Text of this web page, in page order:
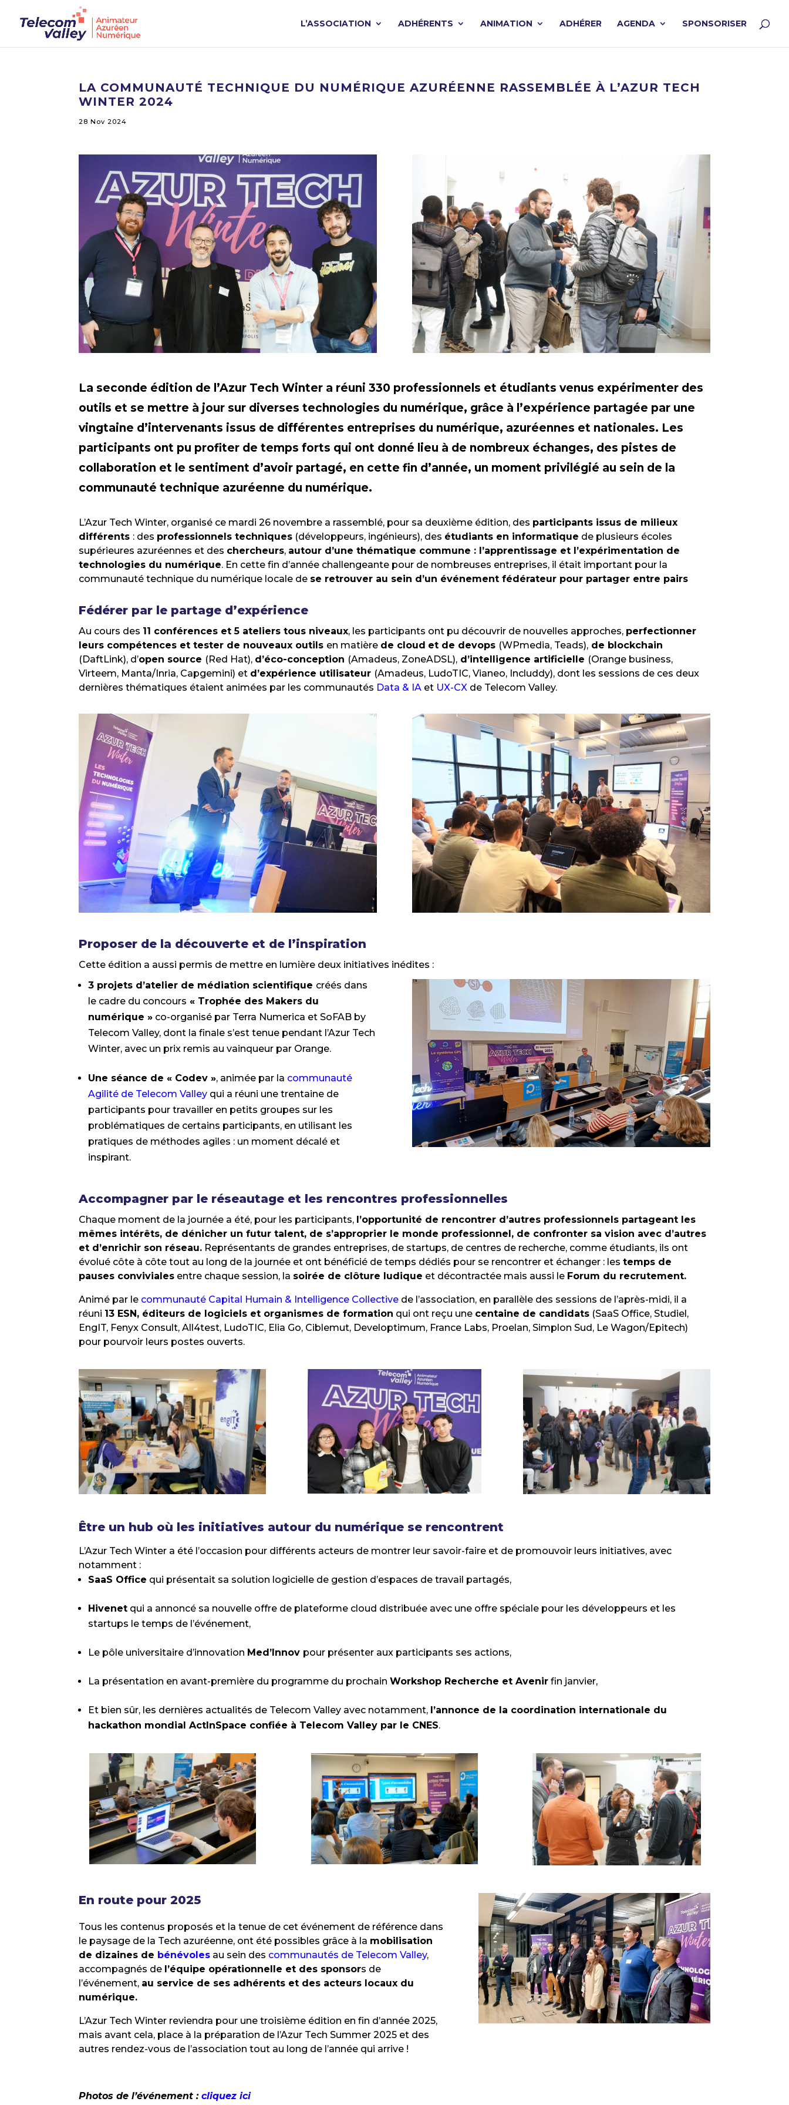
L’ASSOCIATION ADHÉRENTS ANIMATION ADHÉRER AGENDA SPONSORISER
LA COMMUNAUTÉ TECHNIQUE DU NUMÉRIQUE AZURÉENNE RASSEMBLÉE À L’AZUR TECH
WINTER 2024
28 Nov 2024
La seconde édition de l’Azur Tech Winter a réuni 330 professionnels et étudiants venus expérimenter des
outils et se mettre à jour sur diverses technologies du numérique, grâce à l’expérience partagée par une
vingtaine d’intervenants issus de différentes entreprises du numérique, azuréennes et nationales. Les
participants ont pu profiter de temps forts qui ont donné lieu à de nombreux échanges, des pistes de
collaboration et le sentiment d’avoir partagé, en cette fin d’année, un moment privilégié au sein de la
communauté technique azuréenne du numérique.
L’Azur Tech Winter, organisé ce mardi 26 novembre a rassemblé, pour sa deuxième édition, des participants issus de milieux
différents : des professionnels techniques (développeurs, ingénieurs), des étudiants en informatique de plusieurs écoles
supérieures azuréennes et des chercheurs, autour d’une thématique commune : l’apprentissage et l’expérimentation de
technologies du numérique. En cette fin d’année challengeante pour de nombreuses entreprises, il était important pour la
communauté technique du numérique locale de se retrouver au sein d’un événement fédérateur pour partager entre pairs
Fédérer par le partage d’expérience
Au cours des 11 conférences et 5 ateliers tous niveaux, les participants ont pu découvrir de nouvelles approches, perfectionner
leurs compétences et tester de nouveaux outils en matière de cloud et de devops (WPmedia, Teads), de blockchain
(DaftLink), d’open source (Red Hat), d’éco-conception (Amadeus, ZoneADSL), d’intelligence artificielle (Orange business,
Virteem, Manta/Inria, Capgemini) et d’expérience utilisateur (Amadeus, LudoTIC, Vianeo, Includdy), dont les sessions de ces deux
dernières thématiques étaient animées par les communautés Data & IA et UX-CX de Telecom Valley.
Proposer de la découverte et de l’inspiration
Cette édition a aussi permis de mettre en lumière deux initiatives inédites :
3 projets d’atelier de médiation scientifique créés dans
le cadre du concours « Trophée des Makers du
numérique » co-organisé par Terra Numerica et SoFAB by
Telecom Valley, dont la finale s’est tenue pendant l’Azur Tech
Winter, avec un prix remis au vainqueur par Orange.
Une séance de « Codev », animée par la communauté
Agilité de Telecom Valley qui a réuni une trentaine de
participants pour travailler en petits groupes sur les
problématiques de certains participants, en utilisant les
pratiques de méthodes agiles : un moment décalé et
inspirant.
Accompagner par le réseautage et les rencontres professionnelles
Chaque moment de la journée a été, pour les participants, l’opportunité de rencontrer d’autres professionnels partageant les
mêmes intérêts, de dénicher un futur talent, de s’approprier le monde professionnel, de confronter sa vision avec d’autres
et d’enrichir son réseau. Représentants de grandes entreprises, de startups, de centres de recherche, comme étudiants, ils ont
évolué côte à côte tout au long de la journée et ont bénéficié de temps dédiés pour se rencontrer et échanger : lestemps de
pauses conviviales entre chaque session, la soirée de clôture ludique et décontractée mais aussi le Forum du recrutement.
Animé par le communauté Capital Humain & Intelligence Collective de l’association, en parallèle des sessions de l’après-midi, il a
réuni 13 ESN, éditeurs de logiciels et organismes de formation qui ont reçu une centaine de candidats (SaaS Office, Studiel,
EngIT, Fenyx Consult, All4test, LudoTIC, Elia Go, Ciblemut, Developtimum, France Labs, Proelan, Simplon Sud, Le Wagon/Epitech)
pour pourvoir leurs postes ouverts.
Être un hub où les initiatives autour du numérique se rencontrent
L’Azur Tech Winter a été l’occasion pour différents acteurs de montrer leur savoir-faire et de promouvoir leurs initiatives, avec
notamment :
SaaS Office qui présentait sa solution logicielle de gestion d’espaces de travail partagés,
Hivenet qui a annoncé sa nouvelle offre de plateforme cloud distribuée avec une offre spéciale pour les développeurs et les
startups le temps de l’événement,
Le pôle universitaire d’innovation Med’Innov pour présenter aux participants ses actions,
La présentation en avant-première du programme du prochainWorkshop Recherche et Avenir fin janvier,
Et bien sûr, les dernières actualités de Telecom Valley avec notamment, l’annonce de la coordination internationale du
hackathon mondial ActInSpace confiée à Telecom Valley par le CNES.
En route pour 2025
Tous les contenus proposés et la tenue de cet événement de référence dans
le paysage de la Tech azuréenne, ont été possibles grâce à la mobilisation
de dizaines de bénévoles au sein des communautés de Telecom Valley,
accompagnés de l’équipe opérationnelle et des sponsors de
l’événement, au service de ses adhérents et des acteurs locaux du
numérique.
L’Azur Tech Winter reviendra pour une troisième édition en fin d’année 2025,
mais avant cela, place à la préparation de l’Azur Tech Summer 2025 et des
autres rendez-vous de l’association tout au long de l’année qui arrive !
Photos de l’événement :cliquez ici